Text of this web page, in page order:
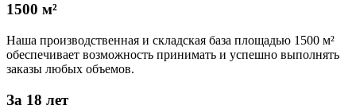
1500 м²
Наша производственная и складская база площадью 1500 м²
обеспечивает возможность принимать и успешно выполнять
заказы любых объемов.
За 18 лет